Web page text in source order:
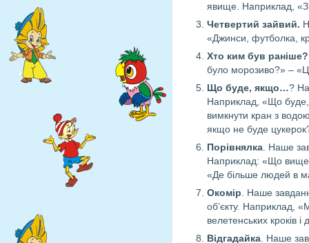
явище. Наприклад, «З
Четвертий зайвий.
«Джинси, футболка,
Хто ким був раніше?
було морозиво?» –
Що буде, якщо…?
Наприклад, «Що
вимкнути кран з
якщо не буде
Порівнялка . Наше
Наприклад: «Що
«Де більше людей в
Окомір . Наше
об’єкту. Наприклад,
велетенських кроків
Відгадайка . Наше